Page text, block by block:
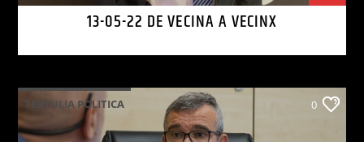
13-05-22 DE VECINA A VECINX
TERTULIA POLITICA 0